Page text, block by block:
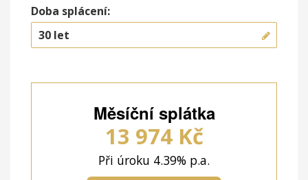
Doba splácení:
Měsíční splátka
13 974Kč
Při úroku 4.39% p.a.